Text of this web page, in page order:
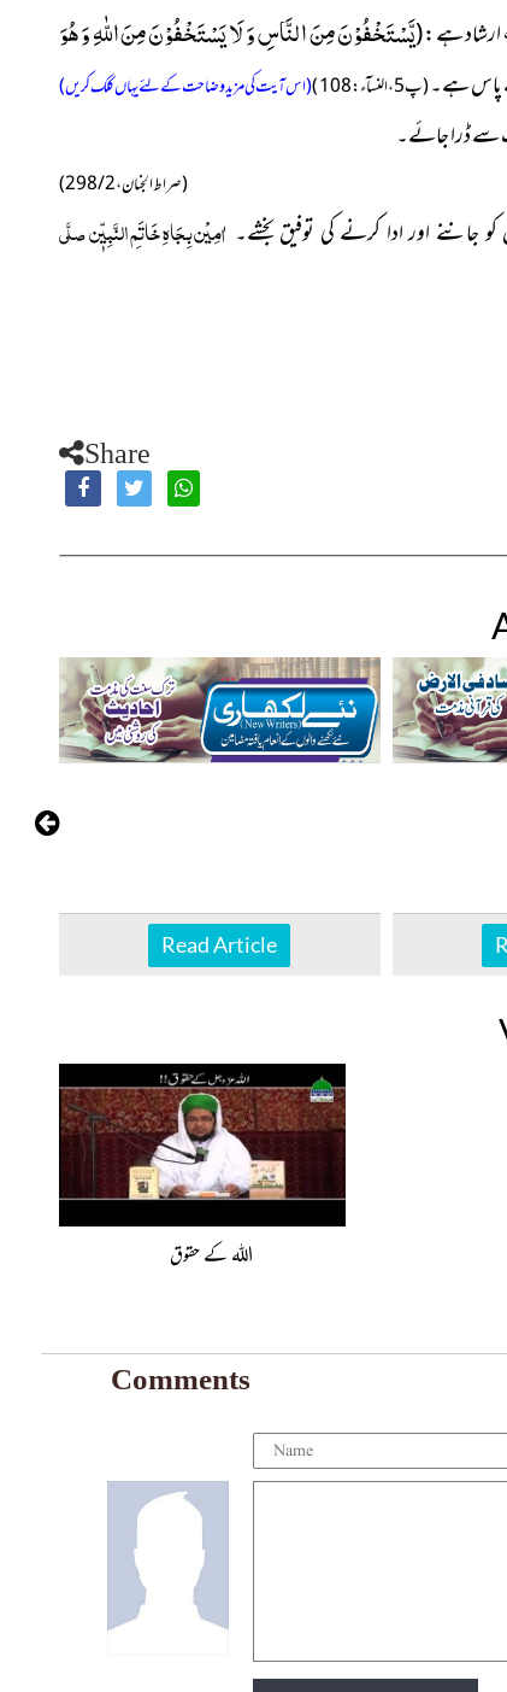
ہے :(یَّسْتَخْفُوْنَ مِنَ النَّاسِ وَ لَا یَسْتَخْفُوْنَ مِنَ اللّٰهِ وَ هُوَ
ہے۔( پ5 ، النسآء : 108 ) (اس آیت کی مزید وضاحت کے لئے یہاں کلک کریں)
سے ڈرا جائے۔
( صراط الجنان ، 2 / 298 )
جاننے اور ادا کرنے کی توفیق بخشے۔ اٰمِیْن بِجَاہِ خَاتَمِ النَّبِیّٖنصلَّی
Share
Read Article
اللہ کے حقوق
Comments